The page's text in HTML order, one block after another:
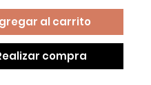
al carrito
compra